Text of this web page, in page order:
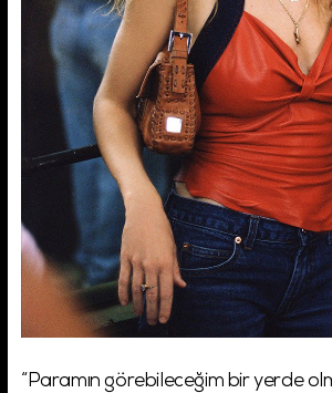
“Paramın görebileceğim bir yerde